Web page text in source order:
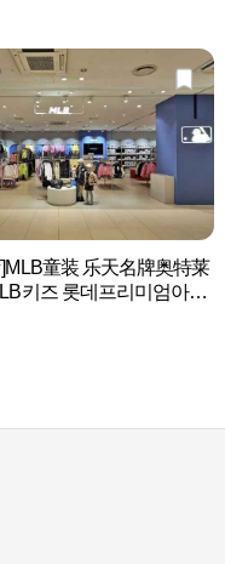
童装 乐天名牌奥特莱
키즈 롯데프리미엄아울